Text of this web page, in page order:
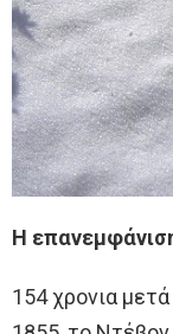
H
154 χρoνια